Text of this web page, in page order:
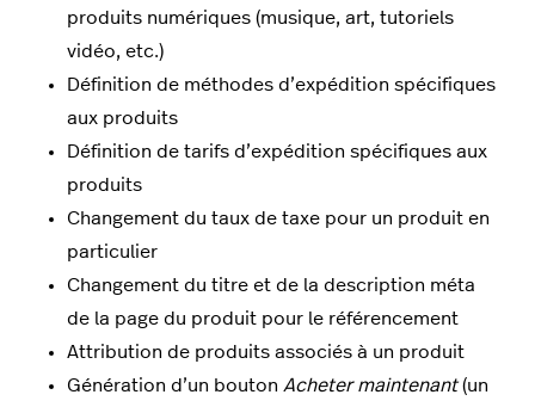
produits numériques (musique, art, tutoriels
vidéo, etc.)
Définition de méthodes d’expédition spécifiques
aux produits
Définition de tarifs d’expédition spécifiques aux
produits
Changement du taux de taxe pour un produit en
particulier
Changement du titre et de la description méta
de la page du produit pour le référencement
Attribution de produits associés à un produit
Génération d’un bouton Acheter maintenant(un